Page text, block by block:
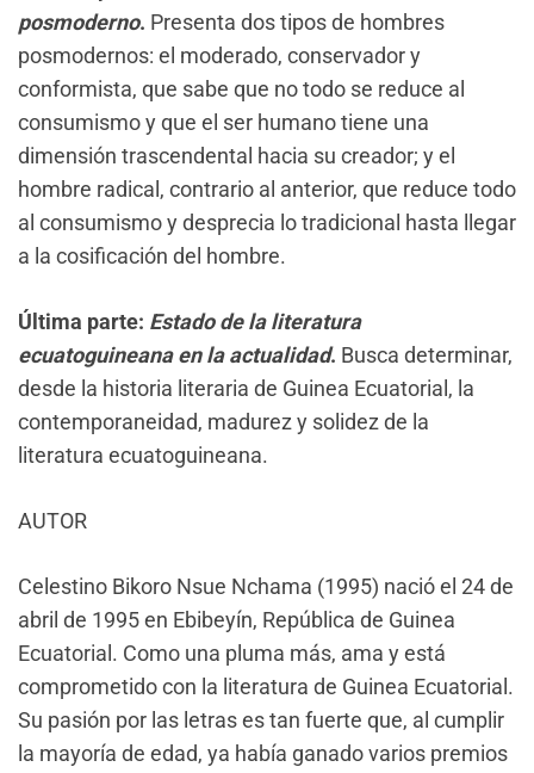
posmoderno. Presenta dos tipos de hombres
posmodernos: el moderado, conservador y
conformista, que sabe que no todo se reduce al
consumismo y que el ser humano tiene una
dimensión trascendental hacia su creador; y el
hombre radical, contrario al anterior, que reduce todo
al consumismo y desprecia lo tradicional hasta llegar
a la cosificación del hombre.
Última parte: Estado de la literatura
ecuatoguineana en la actualidad. Busca determinar,
desde la historia literaria de Guinea Ecuatorial, la
contemporaneidad, madurez y solidez de la
literatura ecuatoguineana.
AUTOR
Celestino Bikoro Nsue Nchama (1995) nació el 24 de
abril de 1995 en Ebibeyín, República de Guinea
Ecuatorial. Como una pluma más, ama y está
comprometido con la literatura de Guinea Ecuatorial.
Su pasión por las letras es tan fuerte que, al cumplir
la mayoría de edad, ya había ganado varios premios